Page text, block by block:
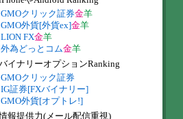
GMOクリック証券金羊
GMO外貨[外貨ex]金羊
LION FX金羊
外為どっとコム金羊
GMOクリック証券
IG証券[FXバイナリー]
GMO外貨[オプトレ!]